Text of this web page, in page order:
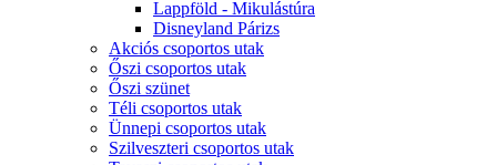
Lappföld - Mikulástúra
Disneyland Párizs
Akciós csoportos utak
Őszi csoportos utak
Őszi szünet
Téli csoportos utak
Ünnepi csoportos utak
Szilveszteri csoportos utak